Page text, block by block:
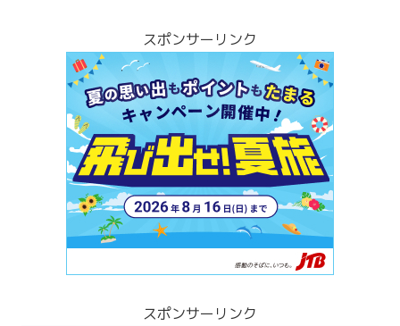
スポンサーリンク
スポンサーリンク